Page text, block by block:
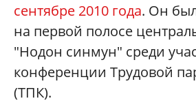
сентябре 2010 года. Он
на первой полосе
"Нодон синмун" среди
конференции Трудовой
(ТПК).